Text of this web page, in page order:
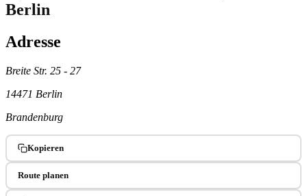
Berlin
Adresse
Breite Str. 25 - 27
14471 Berlin
Brandenburg
Kopieren
Route planen